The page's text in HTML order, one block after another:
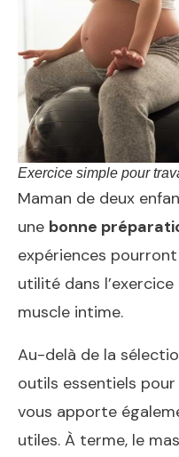
Exercice simple pour
Maman de deux
une bonne
expériences
utilité dans
muscle intime.
Au-delà de la
outils essentiels
vous apporte
utiles. À terme, le